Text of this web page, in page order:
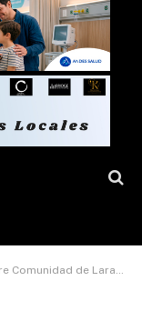
Loa fortalecerá el acceso a la salud en San Pedro de Atacama